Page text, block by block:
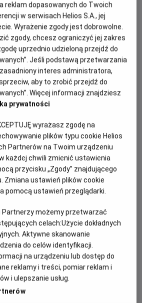
/ Biograficzny
Minimalny
wiek
Od 15 lat
Kraj
i
rok
produkcji
Francja, Wielka Brytania, USA
WIĘCEJ SZCZEGÓŁÓW
mistrz Salvador Dali
przygotowuje wystawę w
przygotowaniach towarzyszą
galerii James, nowojorska
gwiazdami tamtych czasów na
reklam dopasowanych do Twoich
w serwisach Helios S.A., jej
Wyrażenie zgody jest dobrowolne.
zgody, chcesz ograniczyć jej zakres
uprzednio udzieloną przejdź do
Jeśli podstawą przetwarzania
interes administratora,
aby to zrobić przejdź do
Więcej informacji znajdziesz
prywatności
wyrażasz zgodę na
plików typu cookie Helios
Partnerów na Twoim urządzeniu
każdej chwili zmienić ustawienia
przycisku „Zgody” znajdującego
Zmiana ustawień plików cookie
pomocą ustawień przeglądarki.
Partnerzy możemy przetwarzać
celach:Użycie dokładnych
Aktywne skanowanie
do celów identyfikacji.
na urządzeniu lub dostęp do
reklamy i treści, pomiar reklam i
i ulepszanie usług.